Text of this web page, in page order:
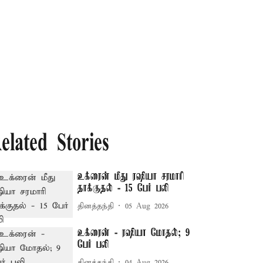
Stories
உக்ரைன் மீது ரஷியா சரமாரி
தாக்குதல் - 15 பேர் பலி
தினத்தந்தி 05 Aug 2026
உக்ரைன் - ரஷியா மோதல்; 9
பேர் பலி